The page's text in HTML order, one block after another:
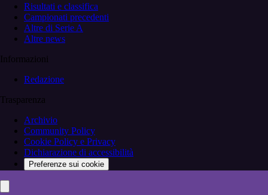
Risultati e classifica
Campionati precedenti
Altre di Serie A
Altre news
Informazioni
Redazione
Trasparenza
Archivio
Community Policy
Cookie Policy e Privacy
Dichiarazione di accessibilità
Preferenze sui cookie